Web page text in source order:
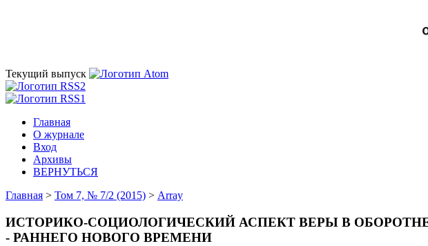
Текущий выпуск
Главная
О журнале
Вход
Архивы
ВЕРНУТЬСЯ
Главная > Том 7, № 7/2 (2015) > Array
ИСТОРИКО-СОЦИОЛОГИЧЕСКИЙ АСПЕКТ ВЕРЫ В
- РАННЕГО НОВОГО ВРЕМЕНИ